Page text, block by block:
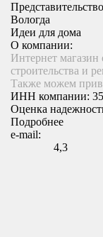
Вологда
Идеи для дома
О компании:
Интернет магазин
строительства и
Также можем
ИНН компании:
Оценка
Подробнее
e-mail:
4,3